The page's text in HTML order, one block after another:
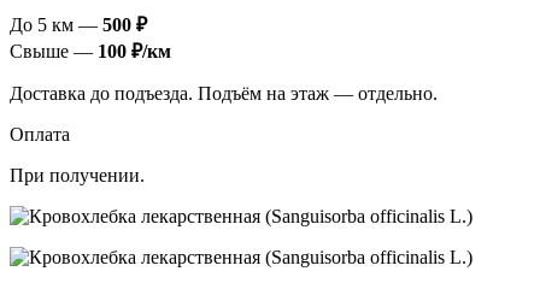
До 5 км — 500 ₽
Свыше — 100 ₽/км
Доставка до подъезда. Подъём на этаж — отдельно.
Оплата
При получении.